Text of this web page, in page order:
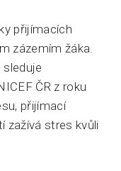
přijímacích
zázemím žáka.
ČR z roku
přijímací
zažívá stres kvůli